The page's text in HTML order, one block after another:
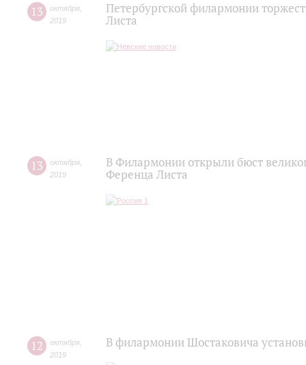
13 октября
2019
Петербургской филармонии
Листа
13 октября
2019
В Филармонии открыли бюст
Ференца Листа
12 октября
2019
В филармонии Шостаковича